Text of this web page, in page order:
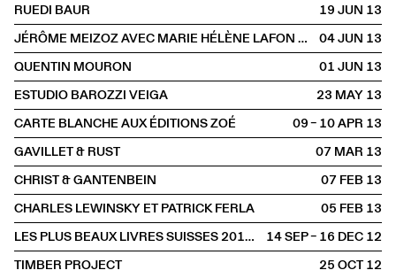
RUEDI BAUR
19 JUN2013
JÉRÔME MEIZOZ AVEC MARIE HÉLÈNE LAFON ET PIERRE BERGOUNIOUX
04 JUN2013
QUENTIN MOURON
01 JUN2013
ESTUDIO BAROZZI VEIGA
23 MAY2013
CARTE BLANCHE AUX ÉDITIONS ZOÉ
09 – 10 APR2013
GAVILLET & RUST
07 MAR2013
CHRIST & GANTENBEIN
07 FEB2013
CHARLES LEWINSKY ET PATRICK FERLA
05 FEB2013
LES PLUS BEAUX LIVRES SUISSES 2011 À LA LIBRAIRIE
14 SEP – 16 DEC2012
TIMBER PROJECT
25 OCT2012